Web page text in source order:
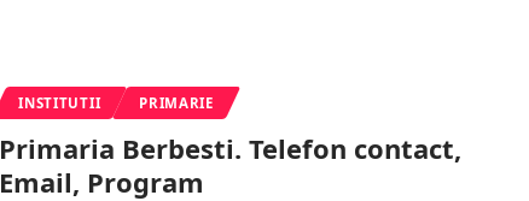
INSTITUTII PRIMARIE
Primaria Berbesti. Telefon contact,
Email, Program